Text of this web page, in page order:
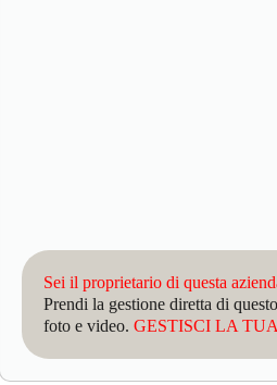
Sei il proprietario di questa
Prendi la gestione diretta di
foto e video. GESTISCI LA